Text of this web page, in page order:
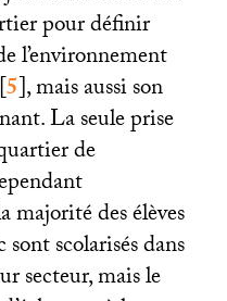
pour définir
l’environnement
5], mais aussi son
La seule prise
de
majorité des élèves
scolarisés dans
secteur, mais le